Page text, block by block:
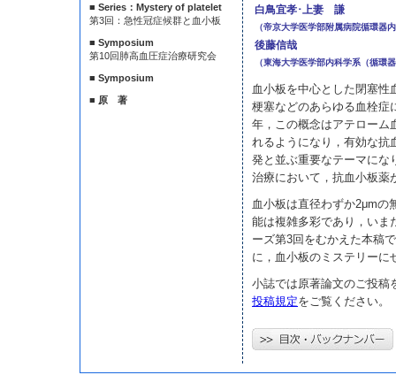
■ Series：Mystery of platelet
第3回：急性冠症候群と血小板
■ Symposium
第10回肺高血圧症治療研究会
■ Symposium
■ 原 著
白鳥宜孝･上妻 謙
（帝京大学医学部附属病院循環器
後藤信哉
（東海大学医学部内科学系（循環
血小板を中心とした閉塞性
梗塞などのあらゆる血栓症
年，この概念はアテローム
れるようになり，有効な抗
発と並ぶ重要なテーマにな
治療において，抗血小板薬
血小板は直径わずか2μmの
能は複雑多彩であり，いま
ーズ第3回をむかえた本稿
に，血小板のミステリーに
小誌では原著論文のご投稿
投稿規定をご覧ください。